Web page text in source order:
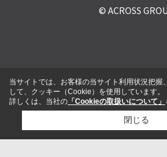
© ACROSS
当サイトでは、お客様の当サイト利用状況把握
して、クッキー（Cookie）を使用しています。
詳しくは、当社の 「Cookieの取扱いについて」
閉じる